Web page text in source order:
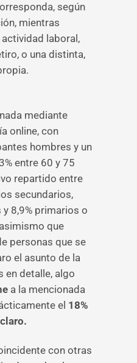
según
mientras
laboral,
o una distinta,
mediante
online, con
hombres y un
entre 60 y 75
repartido entre
secundarios,
8,9% primarios o
que
personas que se
el asunto de la
en detalle, algo
a la mencionada
el 18%
con otras